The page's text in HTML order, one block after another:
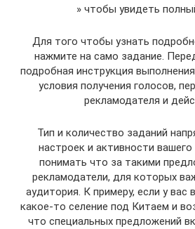
» чтобы увидеть
Для того чтобы узнать
нажмите на само задание.
подробная инструкция
условия получения голосов,
рекламодателя и
Тип и количество заданий
настроек и активности
понимать что за такими
рекламодатели, для которых
аудитория. К примеру, если у вас
какое-то селение под Китаем и
что специальных предложений